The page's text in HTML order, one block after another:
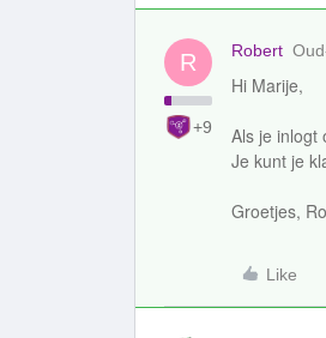
R
+9
Robert
Hi Marije,
Als je inlogt
Je kunt je
Groetjes,
Like